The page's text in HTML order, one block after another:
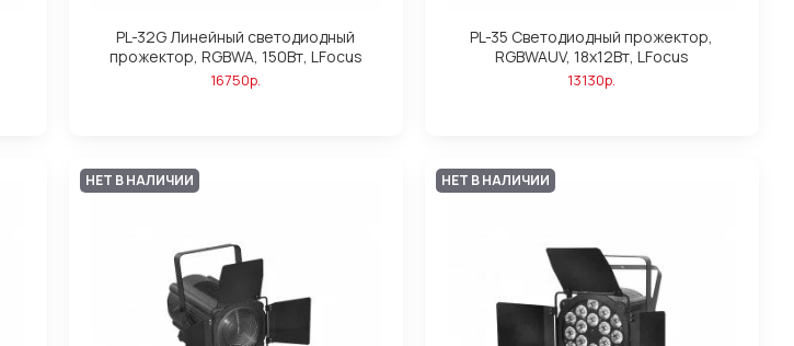
PL-32G Линейный светодиодный
прожектор, RGBWA, 150Вт, LFocus
16750р.
PL-35 Светодиодный прожектор,
RGBWAUV, 18х12Вт, LFocus
13130р.
НЕТ В НАЛИЧИИ НЕТ В НАЛИЧИИ